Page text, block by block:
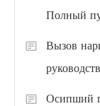
Полный
Вызов
Осипший